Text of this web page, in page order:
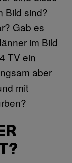
Bild sind?
Gab es
im Bild
TV ein
aber
mit